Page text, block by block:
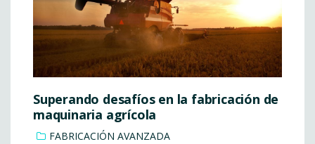
Superando desafíos en la fabricación de
maquinaria agrícola
FABRICACIÓN AVANZADA